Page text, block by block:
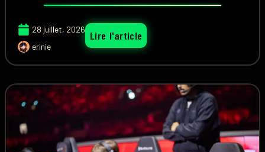
28 juillet, 2026
erinie
Lire l'article